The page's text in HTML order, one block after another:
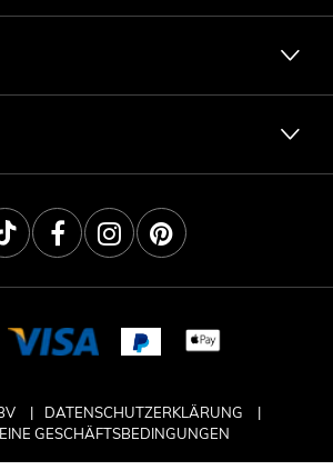
DATENSCHUTZERKLÄRUNG
GESCHÄFTSBEDINGUNGEN